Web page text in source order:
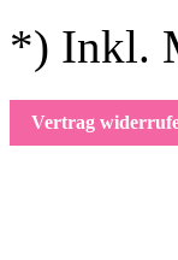
*) Inkl.
Vertrag